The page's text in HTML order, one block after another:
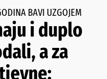
BAVI UZGOJEM
i duplo
a za